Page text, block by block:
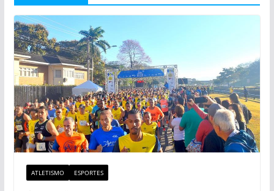
ATLETISMO ESPORTES